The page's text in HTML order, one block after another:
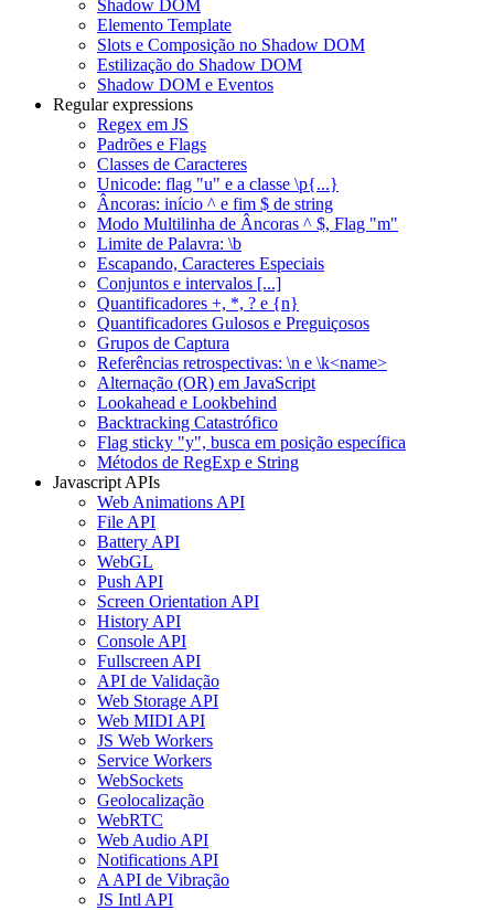
Shadow DOM
Elemento Template
Slots e Composição no Shadow DOM
Estilização do Shadow DOM
Shadow DOM e Eventos
Regular expressions
Regex em JS
Padrões e Flags
Classes de Caracteres
Unicode: flag "u" e a classe \p{...}
Âncoras: início ^ e fim $ de string
Modo Multilinha de Âncoras ^ $, Flag "m"
Limite de Palavra: \b
Escapando, Caracteres Especiais
Conjuntos e intervalos [...]
Quantificadores +, *, ? e {n}
Quantificadores Gulosos e Preguiçosos
Grupos de Captura
Referências retrospectivas: \n e \k<name>
Alternação (OR) em JavaScript
Lookahead e Lookbehind
Backtracking Catastrófico
Flag sticky "y", busca em posição específica
Métodos de RegExp e String
Javascript APIs
Web Animations API
File API
Battery API
WebGL
Push API
Screen Orientation API
History API
Console API
Fullscreen API
API de Validação
Web Storage API
Web MIDI API
JS Web Workers
Service Workers
WebSockets
Geolocalização
WebRTC
Web Audio API
Notifications API
A API de Vibração
JS Intl API